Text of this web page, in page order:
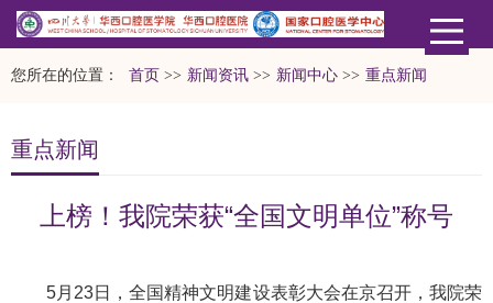
您所在的位置： 首页 >> 新闻资讯 >> 新闻中心 >> 重点新闻
重点新闻
上榜！我院荣获“全国文明单位”称号
5月23日，全国精神文明建设表彰大会在京召开，我院荣